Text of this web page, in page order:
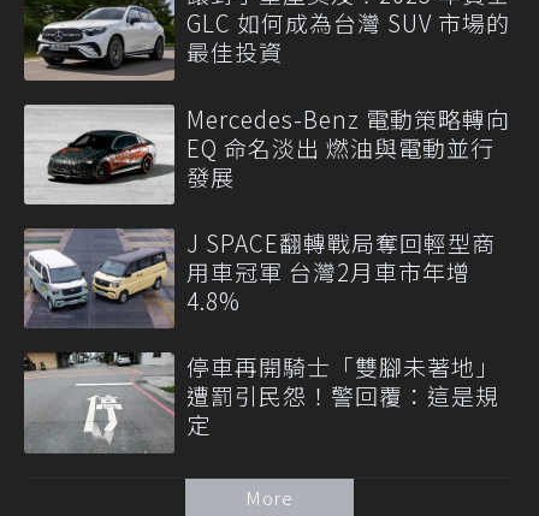
GLC 如何成為台灣 SUV 市場的
最佳投資
Mercedes-Benz 電動策略轉向
EQ 命名淡出 燃油與電動並行
發展
J SPACE翻轉戰局奪回輕型商
用車冠軍 台灣2月車市年增
4.8%
停車再開騎士「雙腳未著地」
遭罰引民怨！警回覆：這是規
定
More